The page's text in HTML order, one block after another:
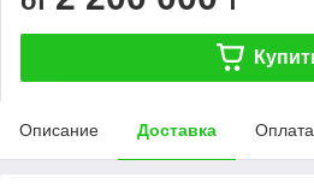
Описание Доставка Оплата